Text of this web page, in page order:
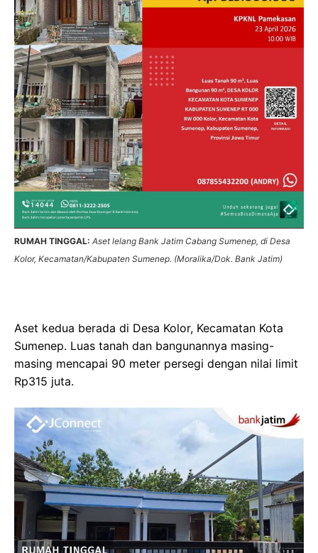
RUMAH TINGGAL: Aset lelang Bank Jatim Cabang Sumenep, di Desa
Kolor, Kecamatan/Kabupaten Sumenep. (Moralika/Dok. Bank Jatim)
Aset kedua berada di Desa Kolor, Kecamatan Kota
Sumenep. Luas tanah dan bangunannya masing-
masing mencapai 90 meter persegi dengan nilai limit
Rp315 juta.